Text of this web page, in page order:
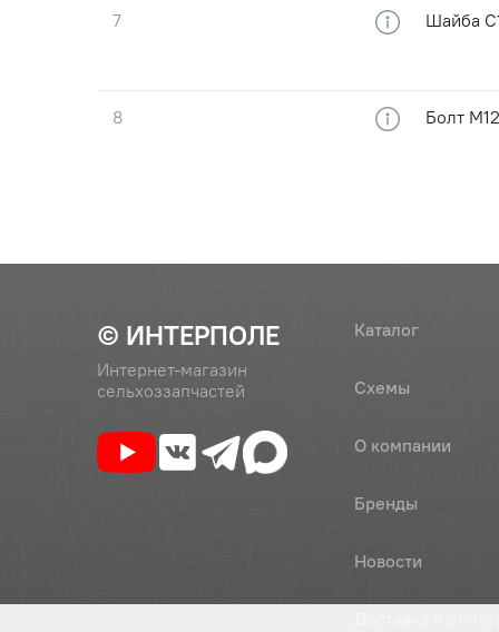
7 Шайба
8 Болт
13
2522-
© ИНТЕРПОЛЕ
Интернет-магазин
сельхоззапчастей
Каталог
Схемы
О компании
Бренды
Новости